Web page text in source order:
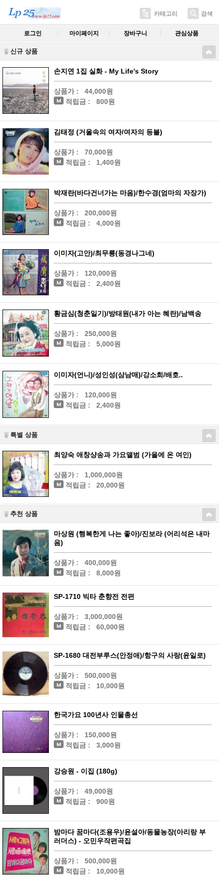
카테고리 검색
로그인 마이페이지 장바구니 관심상품
신규 상품
손지연 1집 실화 - My Life's Story
상품가 :
44,000원
적립금 :
800원
김태정 (거울속의 여자/여자의 등불)
상품가 :
70,000원
적립금 :
1,400원
박재란(바다건너가는 마음)/한수경(엄마의 자장가)
상품가 :
200,000원
적립금 :
4,000원
이미자(고안)/최무룡(동경나그네)
상품가 :
120,000원
적립금 :
2,400원
황금심(청춘일기)/방태원(내가 아는 혜란)/남백송
상품가 :
250,000원
적립금 :
5,000원
이미자(언니)/성인성(삼남매)/강소희/배호..
상품가 :
120,000원
적립금 :
2,400원
특별 상품
최양숙 애창샹송과 가요앨범 (가을에 온 여인)
상품가 :
1,000,000원
적립금 :
20,000원
추천 상품
마상원 (행복한게 나는 좋아)/진보라 (어리석은 내마
음)
상품가 :
400,000원
적립금 :
8,000원
SP-1710 빅타 춘향전 전편
상품가 :
3,000,000원
적립금 :
60,000원
SP-1680 대전부루스(안정애)/항구의 사랑(윤일로)
상품가 :
500,000원
적립금 :
10,000원
한국가요 100년사 인물총선
상품가 :
150,000원
적립금 :
3,000원
강승원 - 이집 (180g)
상품가 :
49,000원
적립금 :
900원
밤마다 꿈마다(조용우)/윤설아/동물농장(아리랑 부
러더스) - 오민우작편곡집
상품가 :
500,000원
적립금 :
10,000원